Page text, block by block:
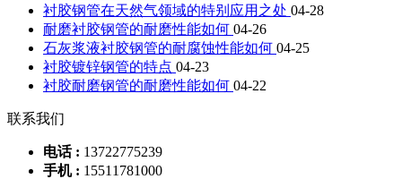
衬胶钢管在天然气领域的特别应用之处 04-28
耐磨衬胶钢管的耐磨性能如何 04-26
石灰浆液衬胶钢管的耐腐蚀性能如何 04-25
衬胶镀锌钢管的特点 04-23
衬胶耐磨钢管的耐磨性能如何 04-22
联系我们
电话 : 13722775239
手机 : 15511781000